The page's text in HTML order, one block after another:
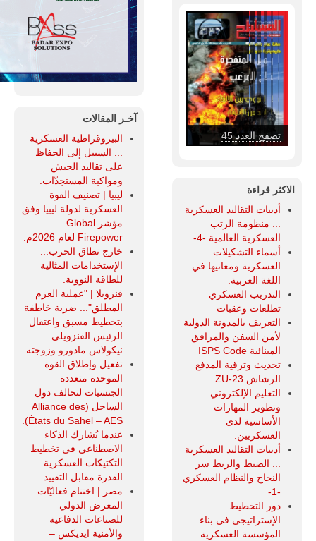
تصفح العدد 45
الاكثر قراءة
أدبيات التقاليد العسكرية
... منظومة الرتب
العسكرية العالمية -4-
أسماء التشكيلات
العسكرية ومعانيها في
اللغة العربية.
التدريب العسكري
تطلعات وعقبات
التعريف بالمدونة الدولية
لأمن السفن والمرافق
المينائية ISPS Code
تحديث وترقية المدفع
الرشاش ZU-23
التعليم الإلكتروني
وتطوير المهارات
الأساسية لدى
العسكريين.
أدبيات التقاليد العسكرية
... الضبط والربط سر
النجاح والنظام العسكري
-1-
دور التخطيط
الإستراتيجي في بناء
المؤسسة العسكرية
آخـر المقالات
البيروقراطية العسكرية
... السبيل إلى الحفاظ
على تقاليد الجيش
ومواكبة المستجدّات.
ليبيا | تصنيف القوة
العسكرية لدولة ليبيا وفق
مؤشر Global
Firepower لعام 2026م.
خارج نطاق الحرب...
الإستخدامات المثالية
للطاقة النووية.
فنزويلا | "عملية العزم
المطلق"... ضربة خاطفة
بتخطيط مسبق واعتقال
الرئيس الفنزويلي
نيكولاس مادورو وزوجته.
تفعيل وإطلاق القوة
الموحدة متعددة
الجنسيات لتحالف دول
الساحل (Alliance des
États du Sahel – AES).
عندما يُشارك الذكاء
الاصطناعي في تخطيط
التكتيكات العسكرية ...
القدرة مقابل التقييد.
مصر | اختتام فعاليّات
المعرض الدولي
للصناعات الدفاعية
والأمنية ايديكس ‒